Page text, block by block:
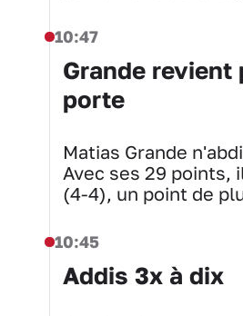
10:47
Grande revient
porte
Matias Grande
Avec ses 29 points,
(4-4), un point de
10:45
Addis 3x à dix